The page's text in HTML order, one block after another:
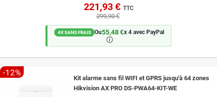
221,93 € TTC
299,90 €
4X SANS FRAIS Ou55,48 €x 4 avec PayPal
🛈
-12%
Kit alarme sans fil WIFI et GPRS jusqu'à 64 zones
Hikvision AX PRO DS-PWA64-KIT-WE